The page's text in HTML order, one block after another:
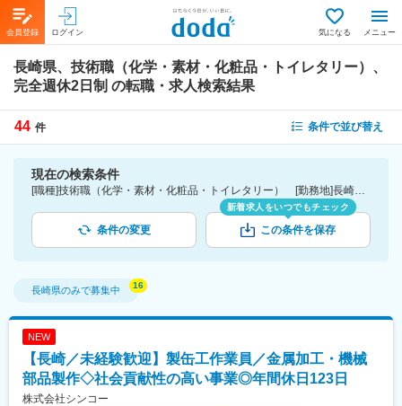
会員登録 ログイン 気になる メニュー
長崎県、技術職（化学・素材・化粧品・トイレタリー）、
完全週休2日制 の転職・求人検索結果
44 件 条件で並び替え
現在の検索条件
[職種]技術職（化学・素材・化粧品・トイレタリー） [勤務地]長崎県 [こだわり条件ピックアップ]完全週休2日制 [詳細条件](休日・働き方)完全週休2日制
条件の変更
新着求人をいつでもチェック
この条件を保存
長崎県のみで募集中
NEW
【長崎／未経験歓迎】製缶工作業員／金属加工・機械
部品製作◇社会貢献性の高い事業◎年間休日123日
株式会社シンコー